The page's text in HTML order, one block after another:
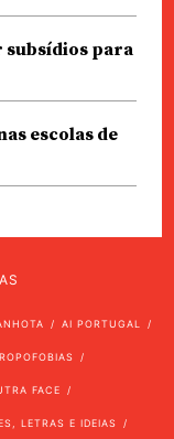
subsídios para
escolas de
AI PORTUGAL
FACE
LETRAS E IDEIAS